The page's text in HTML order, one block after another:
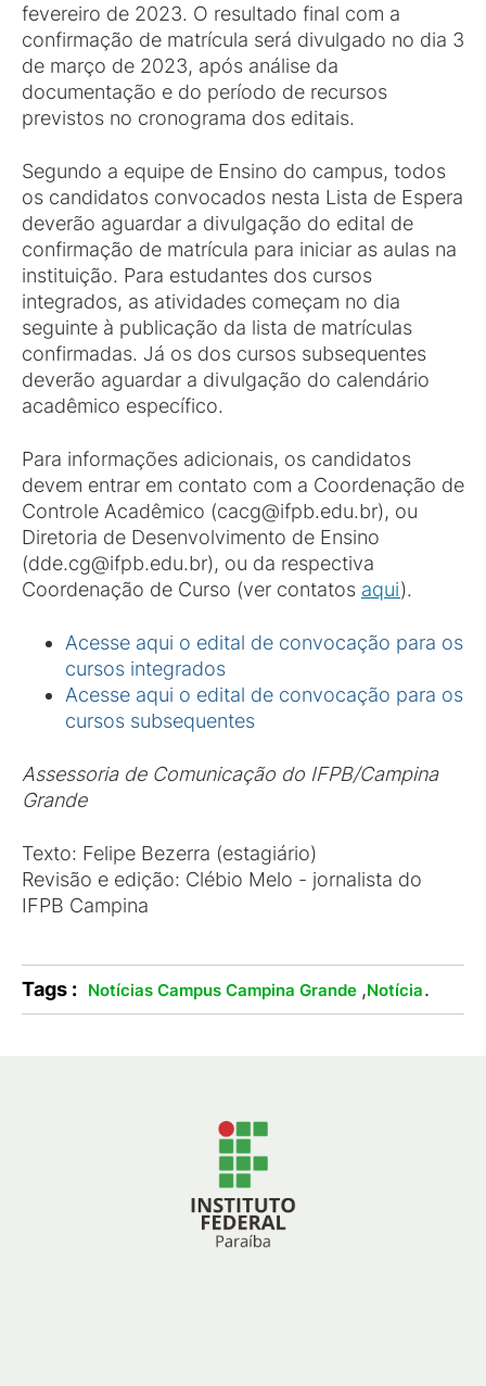
fevereiro de 2023. O resultado final com a
confirmação de matrícula será divulgado no dia 3
de março de 2023, após análise da
documentação e do período de recursos
previstos no cronograma dos editais.
Segundo a equipe de Ensino do campus, todos
os candidatos convocados nesta Lista de Espera
deverão aguardar a divulgação do edital de
confirmação de matrícula para iniciar as aulas na
instituição. Para estudantes dos cursos
integrados, as atividades começam no dia
seguinte à publicação da lista de matrículas
confirmadas. Já os dos cursos subsequentes
deverão aguardar a divulgação do calendário
acadêmico específico.
Para informações adicionais, os candidatos
devem entrar em contato com a Coordenação de
Controle Acadêmico (cacg@ifpb.edu.br), ou
Diretoria de Desenvolvimento de Ensino
(dde.cg@ifpb.edu.br), ou da respectiva
Coordenação de Curso (ver contatos aqui).
Acesse aqui o edital de convocação para os
cursos integrados
Acesse aqui o edital de convocação para os
cursos subsequentes
Assessoria de Comunicação do IFPB/Campina
Grande
Texto: Felipe Bezerra (estagiário)
Revisão e edição: Clébio Melo - jornalista do
IFPB Campina
Tags : Notícias Campus Campina Grande ,Notícia.